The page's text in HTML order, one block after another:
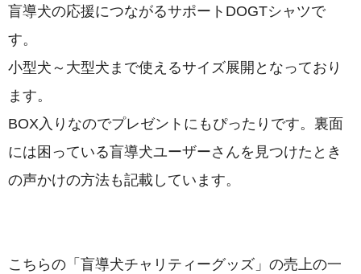
盲導犬の応援につながるサポートDOGTシャツで
す。
小型犬～大型犬まで使えるサイズ展開となっており
ます。
BOX入りなのでプレゼントにもぴったりです。裏面
には困っている盲導犬ユーザーさんを見つけたとき
の声かけの方法も記載しています。
こちらの「盲導犬チャリティーグッズ」の売上の一